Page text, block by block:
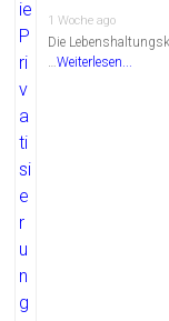
1 Woche ago
Die
…Weiterlesen...